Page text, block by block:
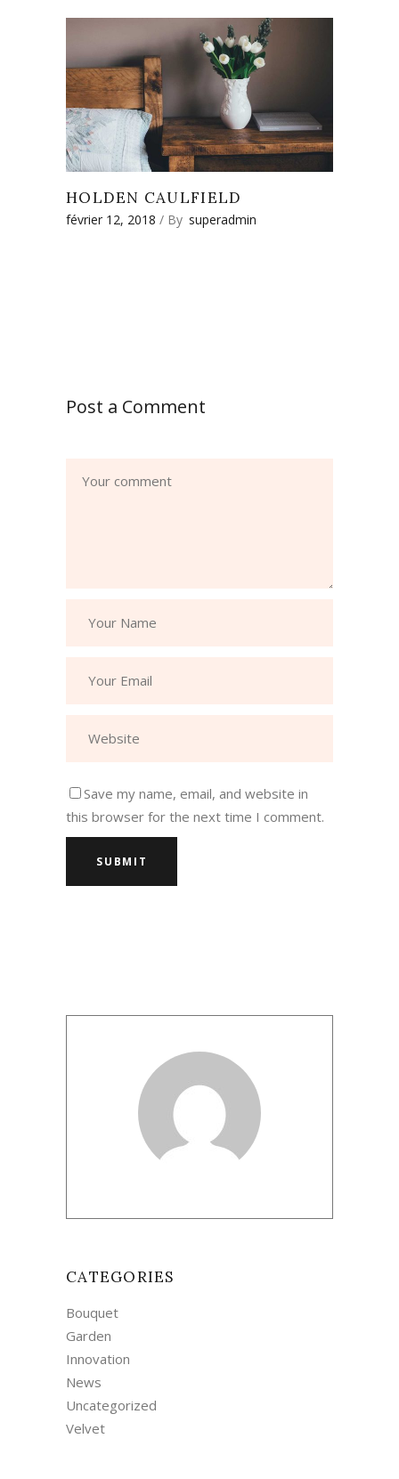
HOLDEN CAULFIELD
février 12, 2018 By superadmin
Post a Comment
Save my name, email, and website in
this browser for the next time I comment.
CATEGORIES
Bouquet
Garden
Innovation
News
Uncategorized
Velvet